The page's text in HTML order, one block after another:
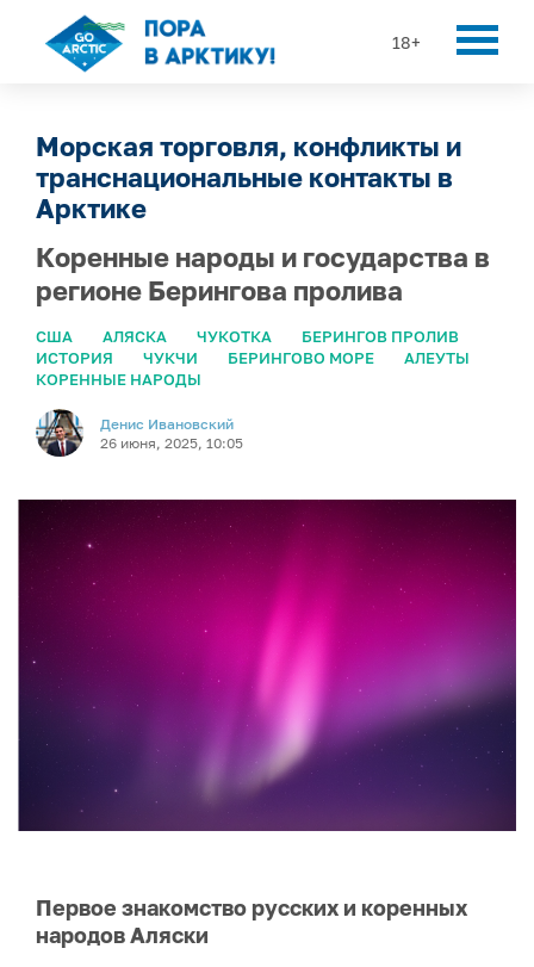
18+
Морская торговля, конфликты и
транснациональные контакты в
Арктике
Коренные народы и государства в
регионе Берингова пролива
США АЛЯСКА ЧУКОТКА
БЕРИНГОВ ПРОЛИВ
ИСТОРИЯ
ЧУКЧИ БЕРИНГОВО МОРЕ
АЛЕУТЫ
КОРЕННЫЕ НАРОДЫ
Денис Ивановский
26 июня, 2025, 10:05
Первое знакомство русских и коренных
народов Аляски